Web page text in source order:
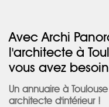
Avec Archi
l'architecte à
vous avez
Un annuaire à
architecte d'intérieur !